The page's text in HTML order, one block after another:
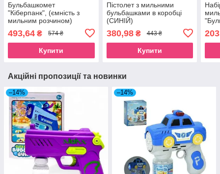
Бульбашкомет
"Кіберпанк", (ємність з
мильним розчином)
493,64 ₴ 574 ₴
Купити
Пістолет з мильними
бульбашками в коробці
(СИНІЙ)
380,98₴ 443 ₴
Купити
Акційні пропозиції та новинки
–14% –14%